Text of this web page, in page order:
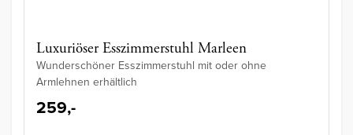
Luxuriöser Esszimmerstuhl Marleen
Wunderschöner Esszimmerstuhl mit oder ohne
Armlehnen erhältlich
259,-